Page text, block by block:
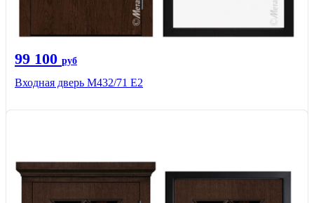
99 100 руб
Входная дверь М432/71 Е2